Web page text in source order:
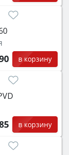
в корзину
в корзину